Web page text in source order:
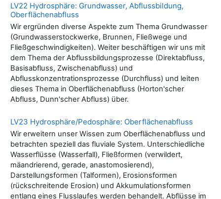
LV22 Hydrosphäre: Grundwasser, Abflussbildung,
Oberflächenabfluss
Wir ergründen diverse Aspekte zum Thema Grundwasser
(Grundwasserstockwerke, Brunnen, Fließwege und
Fließgeschwindigkeiten). Weiter beschäftigen wir uns mit
dem Thema der Abflussbildungsprozesse (Direktabfluss,
Basisabfluss, Zwischenabfluss) und
Abflusskonzentrationsprozesse (Durchfluss) und leiten
dieses Thema in Oberflächenabfluss (Horton'scher
Abfluss, Dunn'scher Abfluss) über.
LV23 Hydrosphäre/Pedosphäre: Oberflächenabfluss
Wir erweitern unser Wissen zum Oberflächenabfluss und
betrachten speziell das fluviale System. Unterschiedliche
Wasserflüsse (Wasserfall), Fließformen (verwildert,
mäandrierend, gerade, anastomosierend),
Darstellungsformen (Talformen), Erosionsformen
(rückschreitende Erosion) und Akkumulationsformen
entlang eines Flusslaufes werden behandelt. Abflüsse im